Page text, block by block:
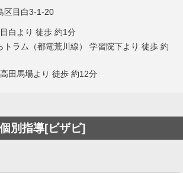
区目白3-1-20
白より 徒歩 約1分
トラム（都電荒川線） 学習院下より 徒歩 約
田馬場より 徒歩 約12分
別指導[ビザビ]